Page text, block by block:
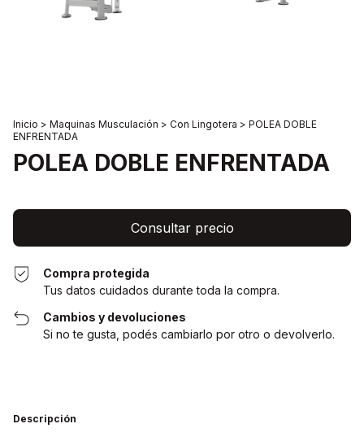
Inicio > Maquinas Musculación > Con Lingotera > POLEA DOBLE
ENFRENTADA
POLEA DOBLE ENFRENTADA
Compra protegida
Tus datos cuidados durante toda la compra.
Cambios y devoluciones
Si no te gusta, podés cambiarlo por otro o devolverlo.
Descripción